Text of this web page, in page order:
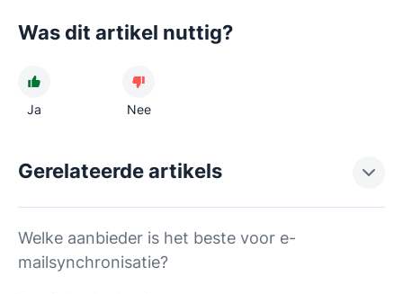
Was dit artikel nuttig?
Ja Nee
Gerelateerde artikels
Welke aanbieder is het beste voor e-
mailsynchronisatie?